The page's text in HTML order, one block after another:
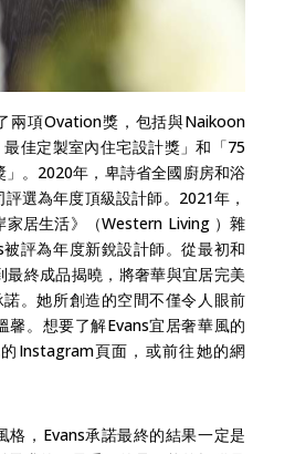
兩項Ovation獎，包括與Naikoon
佳定製室內住宅設計獎」和「75
。2020年，卑詩省全國廚房和浴
選為年度頂級設計師。2021年，
家居生活》（Western Living ）雜
評為年度新銳設計師。從最初和
最終成品揭曉，將奢華與宜居完美
。她所創造的空間不僅令人眼前
馨。想要了解Evans宜居奢華風的
Instagram頁面，或前往她的網
格，Evans承諾最終的結果一定是